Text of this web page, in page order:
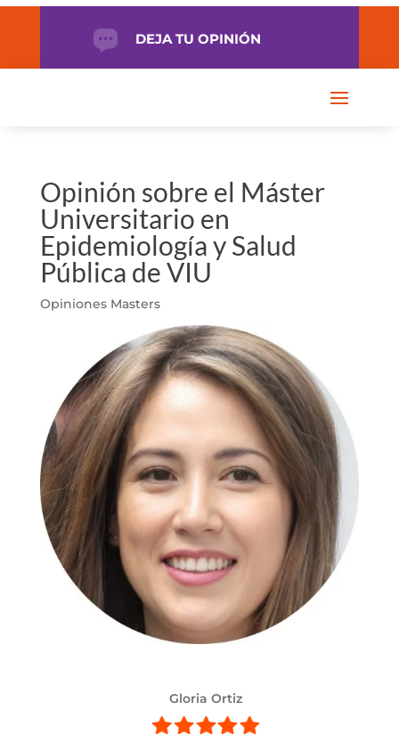
DEJA TU OPINIÓN
Opinión sobre el Máster
Universitario en
Epidemiología y Salud
Pública de VIU
Opiniones Masters
Gloria Ortiz